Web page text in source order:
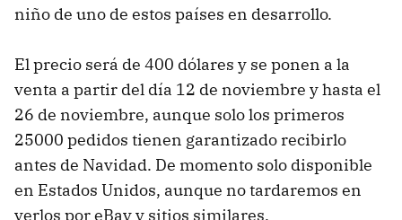
niño de uno de estos países en desarrollo.
El precio será de 400 dólares y se ponen a la
venta a partir del día 12 de noviembre y hasta el
26 de noviembre, aunque solo los primeros
25000 pedidos tienen garantizado recibirlo
antes de Navidad. De momento solo disponible
en Estados Unidos, aunque no tardaremos en
verlos por eBay y sitios similares.